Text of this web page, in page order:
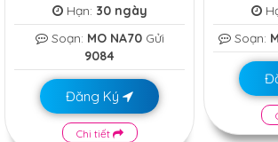
Hạn: 30 ngày
Soạn: MO NA70Gửi
9084
Đăng Ký
Chi tiết
Soạn: